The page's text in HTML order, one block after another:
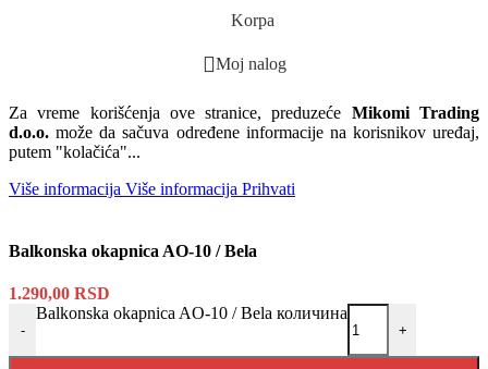
Korpa
Moj nalog
Za vreme korišćenja ove stranice, preduzeće Mikomi Trading
d.o.o. može da sačuva određene informacije na korisnikov uređaj,
putem "kolačića"...
Više informacija Više informacija Prihvati
Balkonska okapnica AO-10 / Bela
1.290,00 RSD
-
Balkonska okapnica AO-10 / Bela количина
+